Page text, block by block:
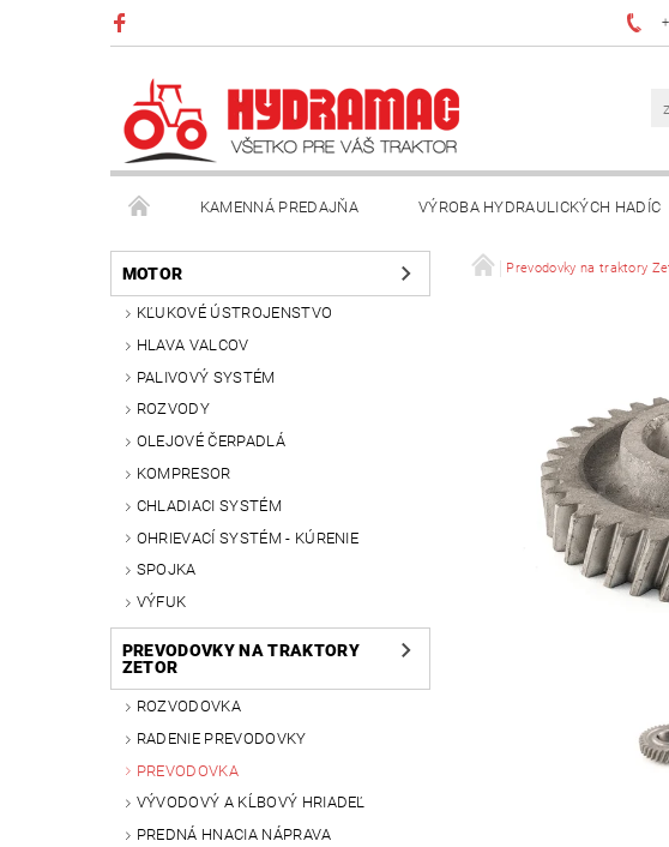
KAMENNÁ PREDAJŇA VÝROBA HYDRAULICKÝCH HADÍC
VŠEOBECNÉ OBCHODNÉ PODMIENKY KONTAKT AKO
MOTOR
KĽUKOVÉ ÚSTROJENSTVO
HLAVA VALCOV
PALIVOVÝ SYSTÉM
ROZVODY
OLEJOVÉ ČERPADLÁ
KOMPRESOR
CHLADIACI SYSTÉM
OHRIEVACÍ SYSTÉM - KÚRENIE
SPOJKA
VÝFUK
PREVODOVKY NA TRAKTORY
ZETOR
ROZVODOVKA
RADENIE PREVODOVKY
PREVODOVKA
VÝVODOVÝ A KĹBOVÝ HRIADEĽ
PREDNÁ HNACIA NÁPRAVA
Prevodovky na traktory